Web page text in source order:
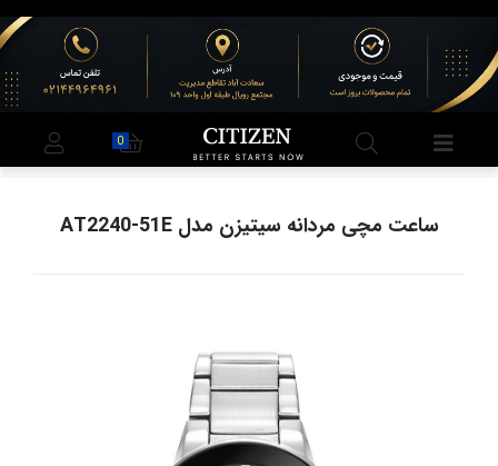
ساعت مچی مردانه سیتیزن مدل AT2240-51E
0